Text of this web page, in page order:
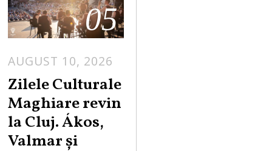
05
AUGUST 10, 2026
G
U
Zilele Culturale
Maghiare revin
la Cluj. Ákos,
Valmar și